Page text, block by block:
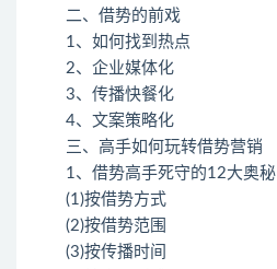
二、借势的前戏
1、如何找到热点
2、企业媒体化
3、传播快餐化
4、文案策略化
三、高手如何玩转借势营销
1、借势高手死守的12大奥秘
(1)按借势方式
(2)按借势范围
(3)按传播时间